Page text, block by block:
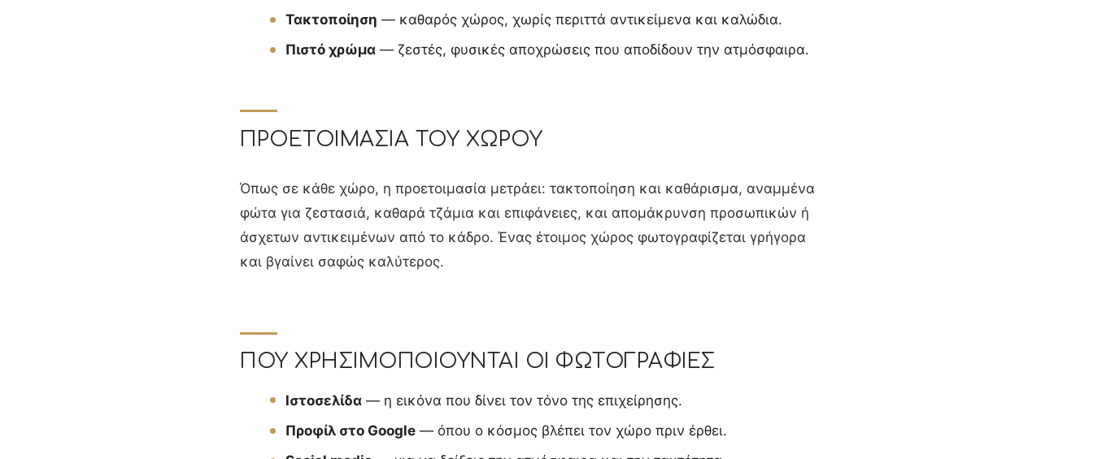
Τακτοποίηση — καθαρός χώρος, χωρίς περιττά αντικείμενα και καλώδια.
Πιστό χρώμα — ζεστές, φυσικές αποχρώσεις που αποδίδουν την ατμόσφαιρα.
ΠΡΟΕΤΟΙΜΑΣΊΑ ΤΟΥ ΧΏΡΟΥ
Όπως σε κάθε χώρο, η προετοιμασία μετράει: τακτοποίηση και καθάρισμα, αναμμένα
φώτα για ζεστασιά, καθαρά τζάμια και επιφάνειες, και απομάκρυνση προσωπικών ή
άσχετων αντικειμένων από το κάδρο. Ένας έτοιμος χώρος φωτογραφίζεται γρήγορα
και βγαίνει σαφώς καλύτερος.
ΠΟΎ ΧΡΗΣΙΜΟΠΟΙΟΎΝΤΑΙ ΟΙ ΦΩΤΟΓΡΑΦΊΕΣ
Ιστοσελίδα — η εικόνα που δίνει τον τόνο της επιχείρησης.
Προφίλ στο Google — όπου ο κόσμος βλέπει τον χώρο πριν έρθει.